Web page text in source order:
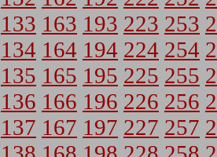
133 163 193 223 253
134 164 194 224 254
135 165 195 225 255
136 166 196 226 256
137 167 197 227 257